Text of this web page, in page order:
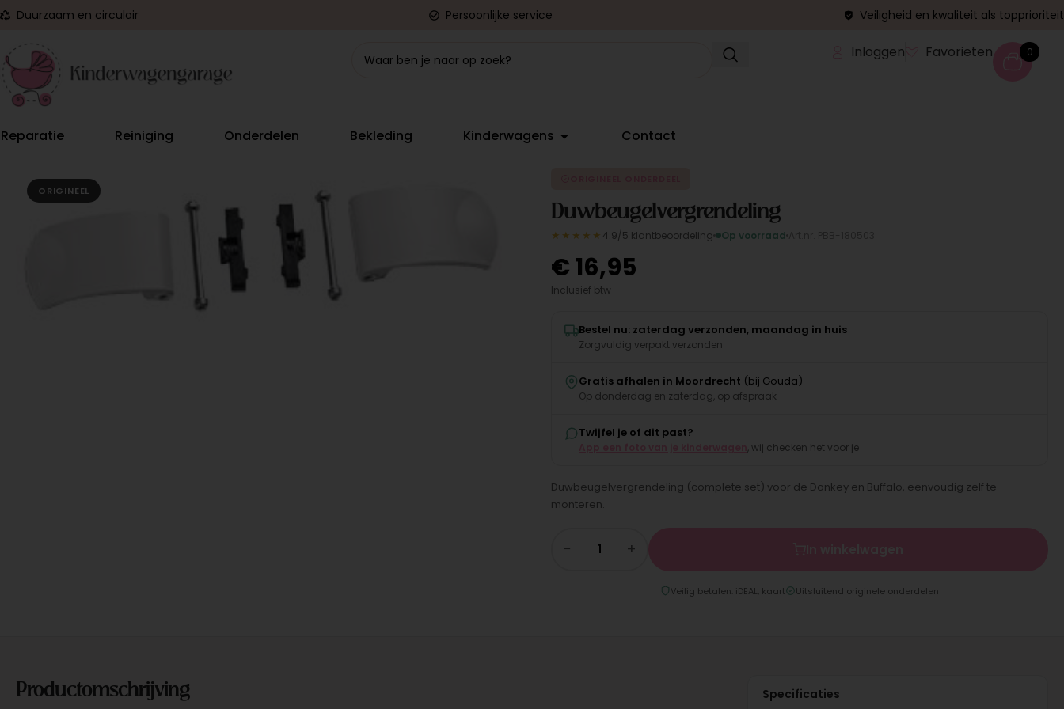
Duurzaam en circulair Persoonlijke service Veiligheid en kwaliteit als topprioriteit
Inloggen Favorieten 0
Reparatie Reiniging Onderdelen Bekleding Kinderwagens Contact
ORIGINEEL
Duwbeugelvergrendeling
★★★★★ 4.9/5 klantbeoordeling Op voorraad
€16,95
Inclusief btw
Bestel nu: zaterdag verzonden, maandag in huis
Zorgvuldig verpakt verzonden
Gratis afhalen in Moordrecht (bij Gouda)
Op donderdag en zaterdag, op afspraak
Twijfel je of dit past?
, wij checken het voor je
Duwbeugelvergrendeling (complete set) voor de Donkey en Buffalo, eenvoudig zelf te
monteren.
− +
Veilig betalen: iDEAL, kaart Uitsluitend originele onderdelen
Productomschrijving Specificaties